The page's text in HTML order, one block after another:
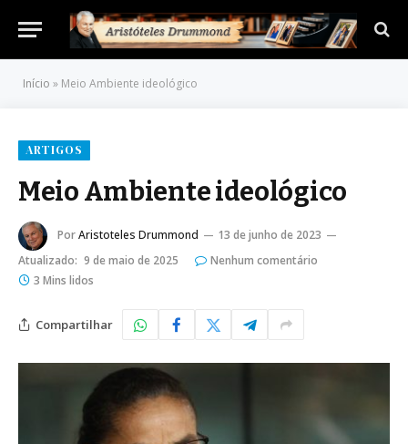
Início » Meio Ambiente ideológico
ARTIGOS
Meio Ambiente ideológico
PorAristoteles Drummond
13 de junho de 2023
Atualizado: 9 de maio de 2025
Nenhum comentário
3 Mins lidos
Compartilhar